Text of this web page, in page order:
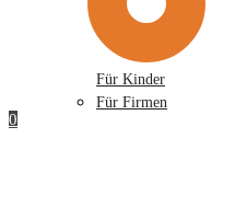
0
Für Kinder
Für Firmen